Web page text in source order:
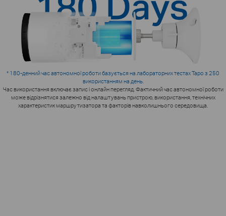
* 180-денний час автономної роботи базується на лабораторних тестах Tapo з 250
використанням на день.
Час використання включає запис і онлайн перегляд. Фактичний час автономної роботи
може відрізнятися залежно від налаштувань пристрою, використання, технічних
характеристик маршрутизатора та факторів навколишнього середовища.